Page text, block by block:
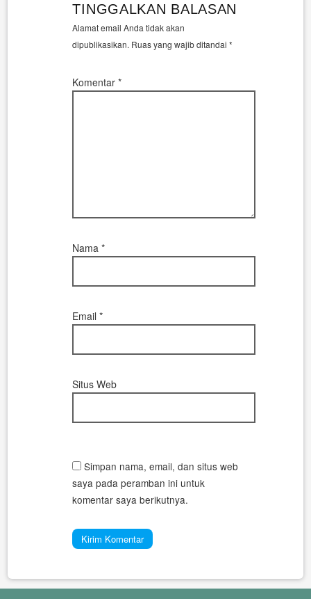
TINGGALKAN BALASAN
Alamat email Anda tidak akan
dipublikasikan. Ruas yang wajib ditandai*
Komentar*
Nama*
Email*
Situs Web
Simpan nama, email, dan situs web
saya pada peramban ini untuk
komentar saya berikutnya.